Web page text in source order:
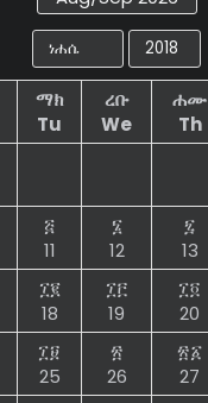
ማክ
Tu
ረቡ
We
ሐሙ
Th
፭
11
፮
12
፯
13
፲፪
18
፲፫
19
፲፬
20
፲፱
25
፳
26
፳፩
27